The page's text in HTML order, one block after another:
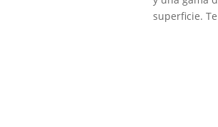
superficie.